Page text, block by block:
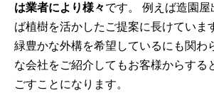
は業者により様々です。 例えば造園
ば植樹を活かしたご提案に長けていま
緑豊かな外構を希望しているにも関わ
な会社をご紹介してもお客様からする
ごすことになります。